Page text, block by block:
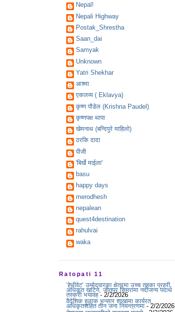
Nepal!
Nepali Highway
Postak_Shrestha
Saan_dai
Samyak
Unknown
Yatri Shekhar
आश्मा
एकलव्य ( Eklavya)
कृष्ण पौडेल (Krishna Paudel)
कृष्णपक्ष थापा
खेमनाथ (बन्दिपुरे माहिलो)
ठरकि दादा
पीजी
'बिर्खे माईला'
basu
happy days
merodhesh
nepalean
quest4destination
rahulvai
waka
Ratopati 11
‘हेभीवेट’ उम्मेदवारका क्षेत्रमा उच्च तहका प्रहरी
अधिकृत खटिने, जीतपुर सिमरामा नदीजन्य पदार्थ
तस्करी भयावह- 2/2/2026
वैदेशिक हुलाक भन्सार शाखामा कार्यरत
अधिकृतसहित तीन जना नियन्त्रणमा - 2/2/2026